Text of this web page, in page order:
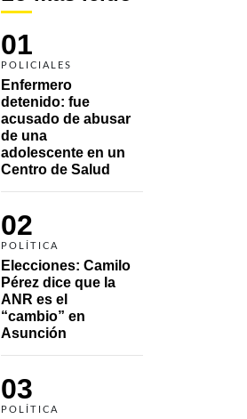
01
POLICIALES
Enfermero
detenido: fue
acusado de abusar
de una
adolescente en un
Centro de Salud
02
POLÍTICA
Elecciones: Camilo
Pérez dice que la
ANR es el
“cambio” en
Asunción
03
POLÍTICA